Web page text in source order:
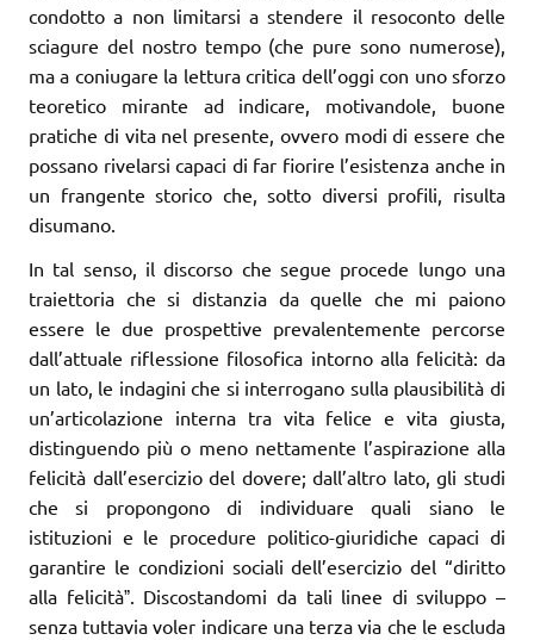
condotto a non limitarsi a stendere il resoconto delle
sciagure del nostro tempo (che pure sono numerose),
ma a coniugare la lettura critica dell’oggi con uno sforzo
teoretico mirante ad indicare, motivandole, buone
pratiche di vita nel presente, ovvero modi di essere che
possano rivelarsi capaci di far fiorire l’esistenza anche in
un frangente storico che, sotto diversi profili, risulta
disumano.
In tal senso, il discorso che segue procede lungo una
traiettoria che si distanzia da quelle che mi paiono
essere le due prospettive prevalentemente percorse
dall’attuale riflessione filosofica intorno alla felicità: da
un lato, le indagini che si interrogano sulla plausibilità di
un’articolazione interna tra vita felice e vita giusta,
distinguendo più o meno nettamente l’aspirazione alla
felicità dall’esercizio del dovere; dall’altro lato, gli studi
che si propongono di individuare quali siano le
istituzioni e le procedure politico-giuridiche capaci di
garantire le condizioni sociali dell’esercizio del “diritto
alla felicitàˮ. Discostandomi da tali linee di sviluppo –
senza tuttavia voler indicare una terza via che le escluda